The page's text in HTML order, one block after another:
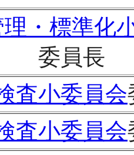
・標準化
委員長
査小委員会
査小委員会